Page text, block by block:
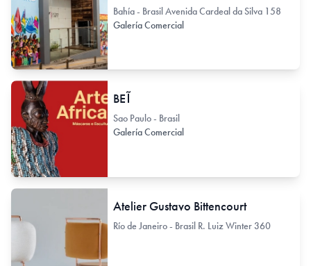
Bahía - Brasil Avenida Cardeal da Silva 158
Galería Comercial
BEĨ
Sao Paulo - Brasil
Galería Comercial
Atelier Gustavo Bittencourt
Río de Janeiro - Brasil R. Luiz Winter 360